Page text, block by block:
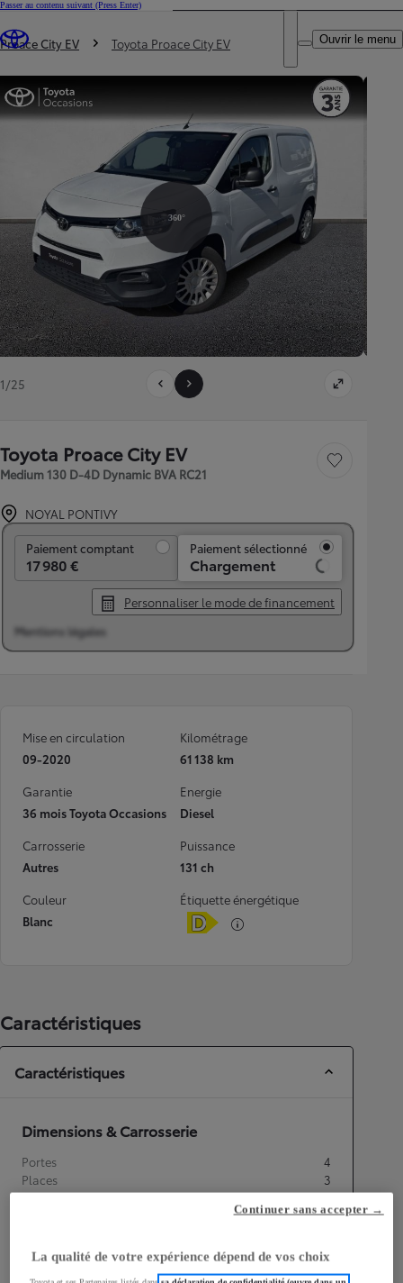
Passer au contenu suivant (Press Enter)
Trouvez un partenaire Toyota
DEALER NAME
Ouvrir le menu
Vous êtes ici
Proace City EV Toyota Proace City EV
360°
1/25
Toyota Proace City EV
Medium 130 D-4D Dynamic BVA RC21
Sauvegarder le
NOYAL PONTIVY
Paiement comptant
17 980 €
Paiement sélectionné
Chargement
Personnaliser le mode de financement
Mentions légales
Mise en circulation
09-2020
Kilométrage
61 138 km
Garantie
36 mois Toyota Occasions
Energie
Diesel
Carrosserie
Autres
Puissance
131 ch
Couleur
Blanc
Étiquette énergétique
Caractéristiques
Caractéristiques
Dimensions & Carrosserie
Portes
4
Places
3
La qualité de votre expérience dépend de vos choix
Continuer sans accepter →